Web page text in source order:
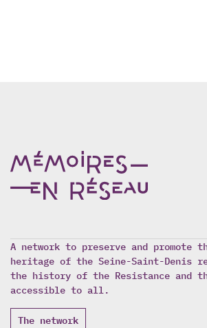
A network to preserve and promote
heritage of the Seine-Saint-Denis
the history of the Resistance and
accessible to all.
The network